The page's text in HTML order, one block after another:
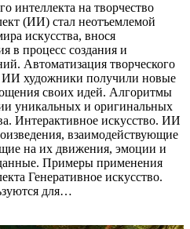
интеллекта на творчество
(ИИ) стал неотъемлемой
искусства, внося
в процесс создания и
Автоматизация творческого
ИИ художники получили новые
своих идей. Алгоритмы
уникальных и оригинальных
Интерактивное искусство. ИИ
взаимодействующие
на их движения, эмоции и
Примеры применения
Генеративное искусство.
для…